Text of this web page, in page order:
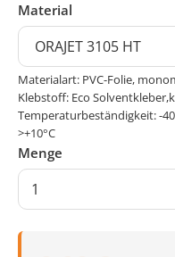
Material
Materialart: PVC-Folie,
Klebstoff: Eco
Temperaturbeständigkeit: -
>+10°C
Menge